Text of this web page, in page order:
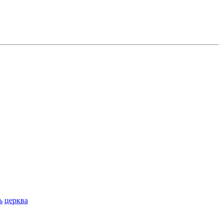
церква